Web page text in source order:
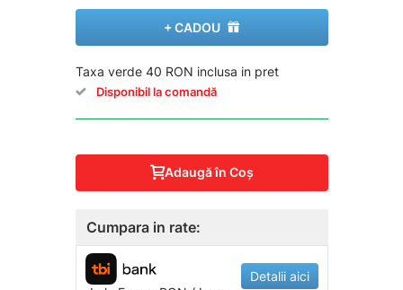
+ CADOU
Taxa verde 40 RON inclusa in pret
Disponibil la comandă
Adaugă în Coş
Cumpara in rate:
Detalii aici